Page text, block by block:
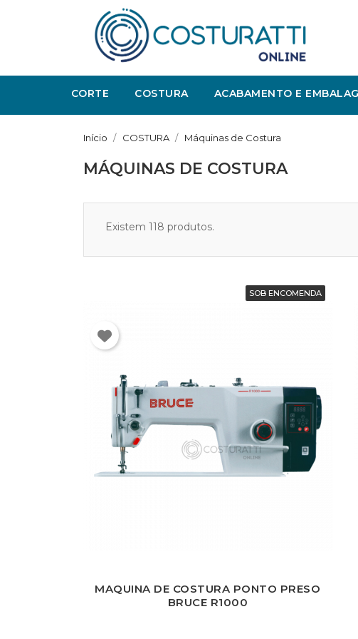
CORTE COSTURA ACABAMENTO E
Início COSTURA Máquinas de Costura
MÁQUINAS DE COSTURA
Existem 118 produtos.
SOB ENCOMENDA
MAQUINA DE COSTURA PONTO PRESO
BRUCE R1000